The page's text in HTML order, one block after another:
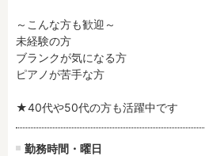
～こんな方も歓迎～
未経験の方
ブランクが気になる方
ピアノが苦手な方
★40代や50代の方も活躍中です
勤務時間・曜日